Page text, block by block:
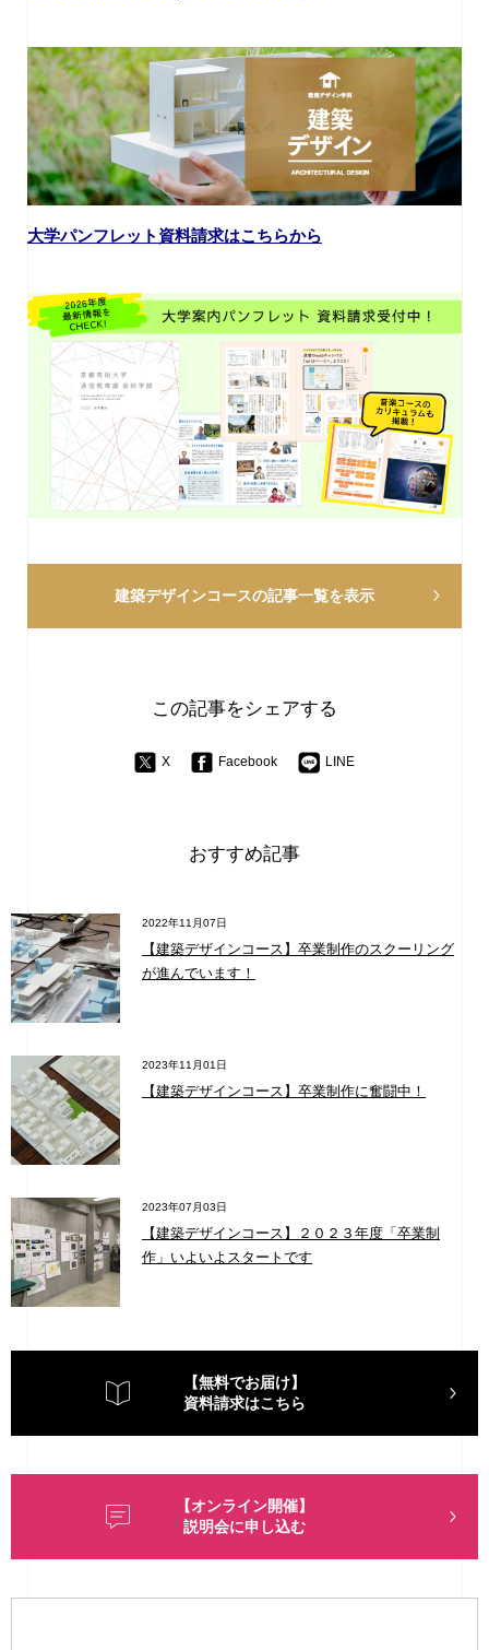
大学パンフレット資料請求はこちらから
建築デザインコースの記事一覧を表示
この記事をシェアする
X Facebook LINE
おすすめ記事
2022年11月07日
【建築デザインコース】卒業制作のスクーリング
が進んでいます！
2023年11月01日
【建築デザインコース】卒業制作に奮闘中！
2023年07月03日
【建築デザインコース】２０２３年度「卒業制
作」いよいよスタートです
【無料でお届け】
資料請求はこちら
【オンライン開催】
説明会に申し込む